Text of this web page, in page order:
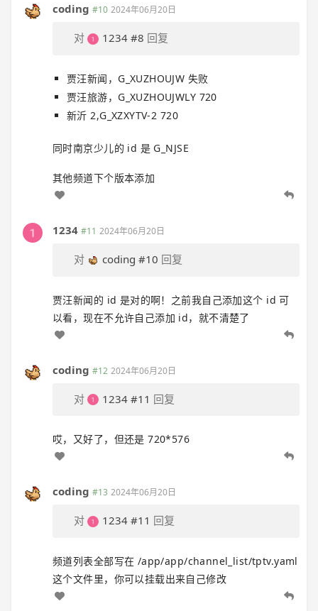
coding #10 2024年06月20日
对 1234 #8 回复
贾汪新闻，G_XUZHOUJW 失败
贾汪旅游，G_XUZHOUJWLY 720
新沂 2,G_XZXYTV-2 720
同时南京少儿的 id 是 G_NJSE
其他频道下个版本添加
1234 #11 2024年06月20日
对 coding #10 回复
贾汪新闻的 id 是对的啊！之前我自己添加这个 id 可
以看，现在不允许自己添加 id，就不清楚了
coding #12 2024年06月20日
对 1234 #11 回复
哎，又好了，但还是 720*576
coding #13 2024年06月20日
对 1234 #11 回复
频道列表全部写在 /app/app/channel_list/tptv.yaml
这个文件里，你可以挂载出来自己修改